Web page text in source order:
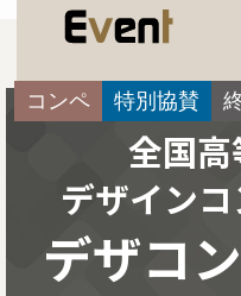
コンペ 特別協賛
全国
デザイン
デザコ